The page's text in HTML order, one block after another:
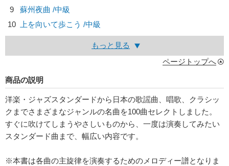
9
蘇州夜曲 /中級
10
上を向いて歩こう /中級
もっと見る
ページトップへ
商品の説明
洋楽・ジャズスタンダードから日本の歌謡曲、唱歌、クラシッ
クまでさまざまなジャンルの名曲を100曲セレクトしました。
すぐに吹けてしまうやさしいものから、一度は演奏してみたい
スタンダード曲まで、幅広い内容です。
※本書は各曲の主旋律を演奏するためのメロディー譜となりま